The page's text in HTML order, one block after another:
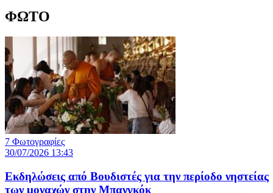
ΦΩΤΟ
7 Φωτογραφίες
30/07/2026 13:43
Εκδηλώσεις από Βουδιστές για την περίοδο νηστείας
των μοναχών στην Μπανγκόκ